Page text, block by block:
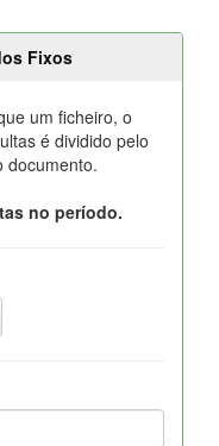
Fixos
um ficheiro, o
é dividido pelo
documento.
no período.